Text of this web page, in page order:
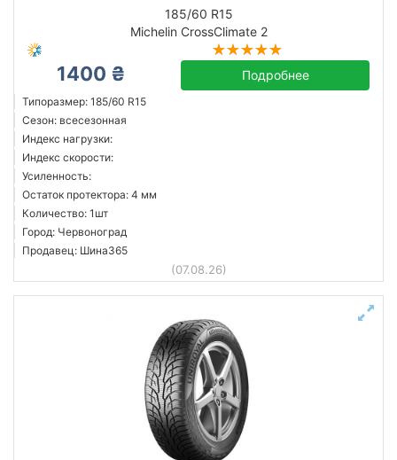
185/60 R15
Michelin CrossClimate 2
1400 ₴ Подробнее
Типоразмер: 185/60 R15
Сезон: всесезонная
Индекс нагрузки:
Индекс скорости:
Усиленность:
Остаток протектора: 4 мм
Количество: 1шт
Город: Червоноград
Продавец: Шина365
(07.08.26)